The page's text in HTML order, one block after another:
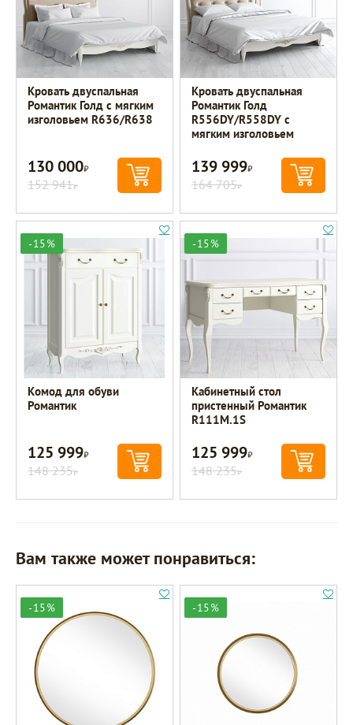
Кровать двуспальная
Романтик Голд с мягким
изголовьем R636/R638
130 000Р
152 941Р
Кровать двуспальная
Романтик Голд
R556DY/R558DY с
мягким изголовьем
139 999Р
164 705Р
-15%
Комод для обуви
Романтик
125 999Р
148 235Р
-15%
Кабинетный стол
пристенный Романтик
R111M.1S
125 999Р
148 235Р
Вам также может понравиться:
-15% -15%